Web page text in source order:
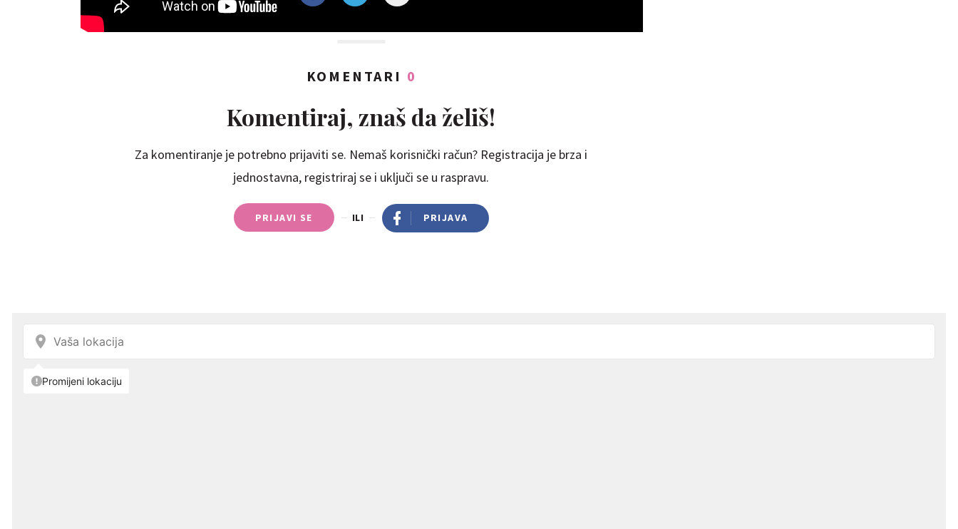
KOMENTARI 0
Komentiraj, znaš da želiš!
Za komentiranje je potrebno prijaviti se. Nemaš korisnički račun? Registracija je brza i
jednostavna, registriraj se i uključi se u raspravu.
PRIJAVI SE ILI PRIJAVA